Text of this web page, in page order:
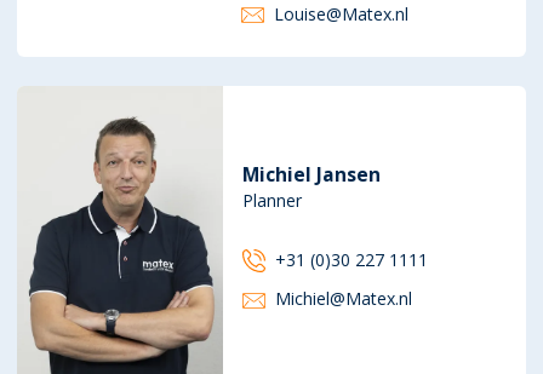
Louise@Matex.nl
Michiel Jansen
Planner
+31 (0)30 227 1111
Michiel@Matex.nl